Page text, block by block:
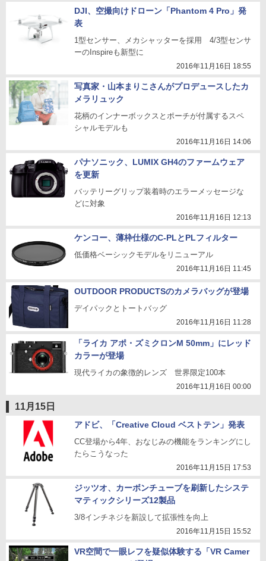
DJI、空撮向けドローン「Phantom 4 Pro」発
表
1型センサー、メカシャッターを採用 4/3型センサ
ーのInspireも新型に
2016年11月16日 18:55
写真家・山本まりこさんがプロデュースしたカ
メラリュック
花柄のインナーボックスとポーチが付属するスペ
シャルモデルも
2016年11月16日 14:06
パナソニック、LUMIX GH4のファームウェア
を更新
バッテリーグリップ装着時のエラーメッセージな
どに対象
2016年11月16日 12:13
ケンコー、薄枠仕様のC-PLとPLフィルター
低価格ベーシックモデルをリニューアル
2016年11月16日 11:45
OUTDOOR PRODUCTSのカメラバッグが登場
デイパックとトートバッグ
2016年11月16日 11:28
「ライカ アポ・ズミクロンM 50mm」にレッド
カラーが登場
現代ライカの象徴的レンズ 世界限定100本
2016年11月16日 00:00
11月15日
アドビ、「Creative Cloud ベストテン」発表
CC登場から4年、おなじみの機能をランキングにし
たらこうなった
2016年11月15日 17:53
ジッツオ、カーボンチューブを刷新したシステ
マティックシリーズ12製品
3/8インチネジを新設して拡張性を向上
2016年11月15日 15:52
VR空間で一眼レフを疑似体験する「VR Camer